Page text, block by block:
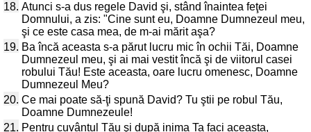
18. Atunci s-a dus regele David şi, stând înaintea feţei
Domnului, a zis: "Cine sunt eu, Doamne Dumnezeul meu,
şi ce este casa mea, de m-ai mărit aşa?
19. Ba încă aceasta s-a părut lucru mic în ochii Tăi, Doamne
Dumnezeul meu, şi ai mai vestit încă şi de viitorul casei
robului Tău! Este aceasta, oare lucru omenesc, Doamne
Dumnezeul Meu?
20. Ce mai poate să-ţi spună David? Tu ştii pe robul Tău,
Doamne Dumnezeule!
21. Pentru cuvântul Tău şi după inima Ta faci aceasta,